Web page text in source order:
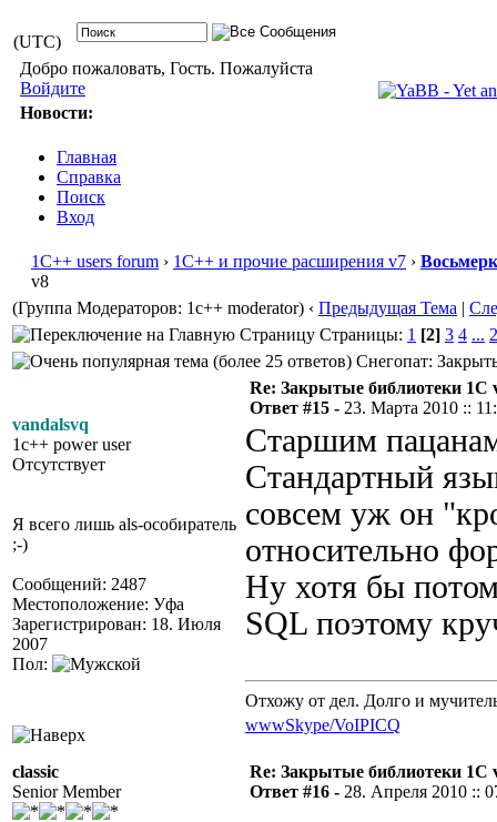
(UTC)
Добро пожаловать, Гость. Пожалуйста
Войдите
Новости:
Главная
Справка
Поиск
Вход
1С++ users forum › 1С++ и прочие расширения v7 ›
v8
(Группа Модераторов: 1c++ moderator) ‹ Предыдущая Тема |
Страницы: 1 [2] 3 4 ...
Снегопат:
vandalsvq
1c++ power user
Отсутствует
Я всего лишь als-особиратель
;-)
Сообщений: 2487
Местоположение: Уфа
Зарегистрирован: 18. Июля
2007
Пол:
Re: Закрытые библиотеки 1С
Ответ #15 - 23. Марта 2010 ::
Старшим
Стандартный
совсем уж он
относительно
Ну хотя бы
SQL поэтому
Отхожу от дел. Долго и
wwwSkype/VoIPICQ
classic
Senior Member
Re: Закрытые библиотеки 1С
Ответ #16 - 28. Апреля 2010 ::